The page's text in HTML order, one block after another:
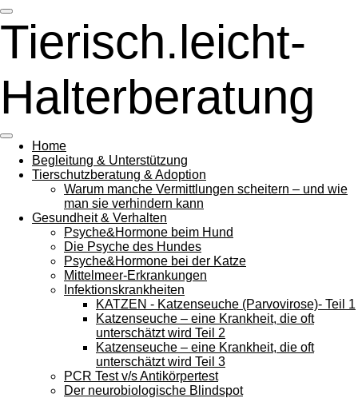
Zum
Hauptinhalt
springen
Tierisch.leicht-
Halterberatung
Home
Begleitung & Unterstützung
Tierschutzberatung & Adoption
Warum manche Vermittlungen scheitern – und wie
man sie verhindern kann
Gesundheit & Verhalten
Psyche&Hormone beim Hund
Die Psyche des Hundes
Psyche&Hormone bei der Katze
Mittelmeer-Erkrankungen
Infektionskrankheiten
KATZEN - Katzenseuche (Parvovirose)- Teil 1
Katzenseuche – eine Krankheit, die oft
unterschätzt wird Teil 2
Katzenseuche – eine Krankheit, die oft
unterschätzt wird Teil 3
PCR Test v/s Antikörpertest
Der neurobiologische Blindspot